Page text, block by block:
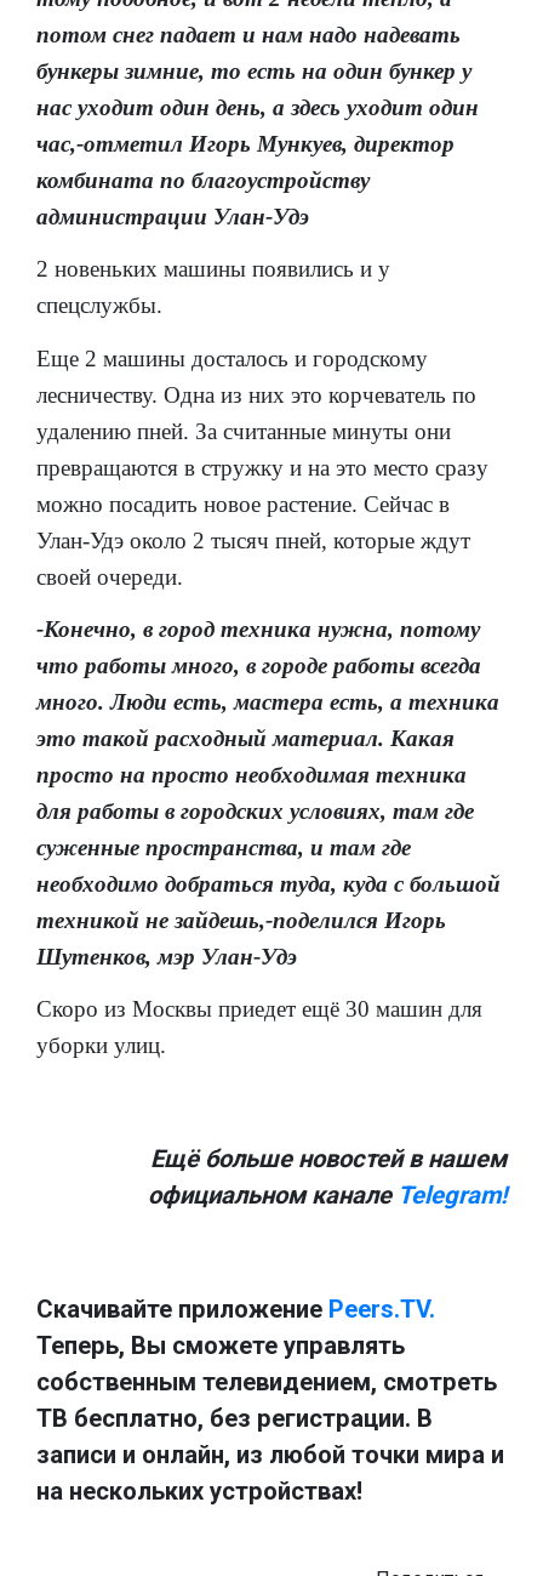
потом снег падает и нам надо надевать
бункеры зимние, то есть на один бункер у
нас уходит один день, а здесь уходит один
час,-отметил Игорь Мункуев, директор
комбината по благоустройству
администрации Улан-Удэ
2 новеньких машины появились и у
спецслужбы.
Еще 2 машины досталось и городскому
лесничеству. Одна из них это корчеватель по
удалению пней. За считанные минуты они
превращаются в стружку и на это место сразу
можно посадить новое растение. Сейчас в
Улан-Удэ около 2 тысяч пней, которые ждут
своей очереди.
-Конечно, в город техника нужна, потому
что работы много, в городе работы всегда
много. Люди есть, мастера есть, а техника
это такой расходный материал. Какая
просто на просто необходимая техника
для работы в городских условиях, там где
суженные пространства, и там где
необходимо добраться туда, куда с большой
техникой не зайдешь,-поделился Игорь
Шутенков, мэр Улан-Удэ
Скоро из Москвы приедет ещё 30 машин для
уборки улиц.
Ещё больше новостей в нашем
официальном канале Telegram!
Скачивайте приложение Peers.TV.
Теперь, Вы сможете управлять
собственным телевидением, смотреть
ТВ бесплатно, без регистрации. В
записи и онлайн, из любой точки мира и
на нескольких устройствах!